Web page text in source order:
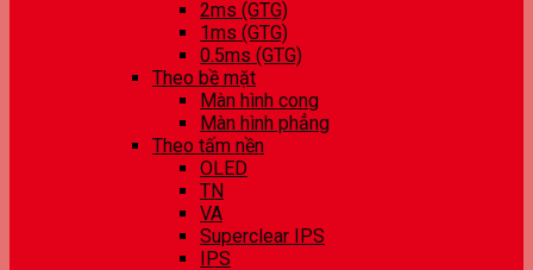
2ms (GTG)
1ms (GTG)
0.5ms (GTG)
Theo bề mặt
Màn hình cong
Màn hình phẳng
Theo tấm nền
OLED
TN
VA
Superclear IPS
IPS